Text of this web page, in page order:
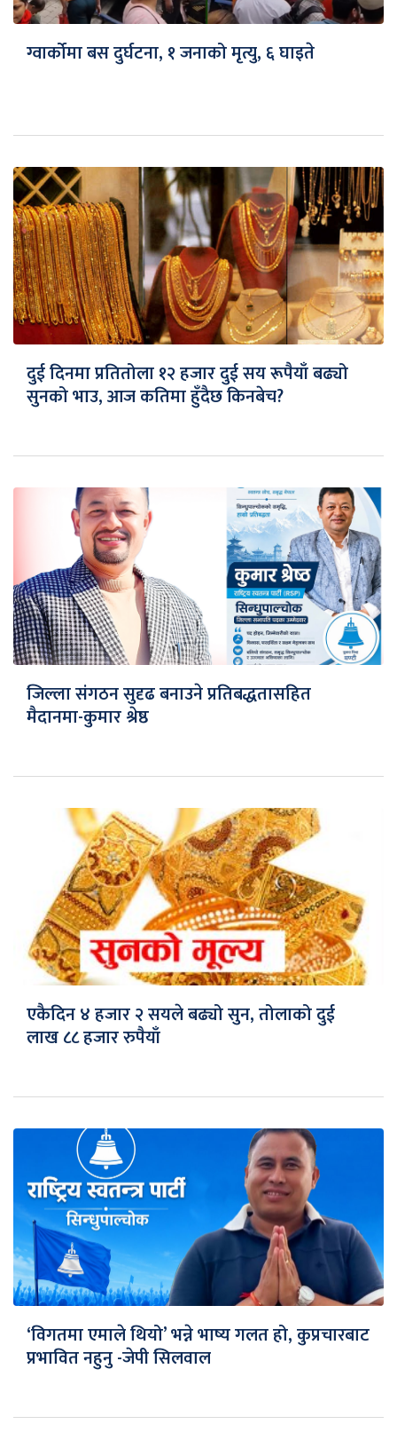
ग्वार्कोमा बस दुर्घटना, १ जनाको मृत्यु, ६ घाइते
दुई दिनमा प्रतितोला १२ हजार दुई सय रूपैयाँ बढ्यो
सुनको भाउ, आज कतिमा हुँदैछ किनबेच?
जिल्ला संगठन सुदृढ बनाउने प्रतिबद्धतासहित
मैदानमा-कुमार श्रेष्ठ
एकैदिन ४ हजार २ सयले बढ्यो सुन, तोलाको दुई
लाख ८८ हजार रुपैयाँ
‘विगतमा एमाले थियो’ भन्ने भाष्य गलत हो, कुप्रचारबाट
प्रभावित नहुनु -जेपी सिलवाल